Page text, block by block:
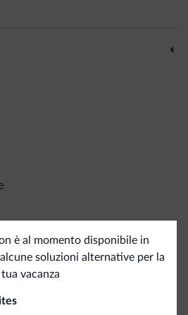
è al momento disponibile in
soluzioni alternative per la
tua vacanza